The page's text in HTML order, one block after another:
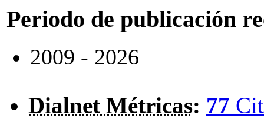
Periodo de publicación
2009 - 2026
Dialnet Métricas: 77